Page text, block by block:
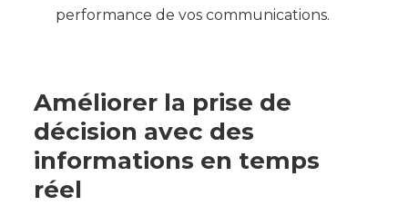
performance de vos communications.
Améliorer la prise de
décision avec des
informations en temps
réel